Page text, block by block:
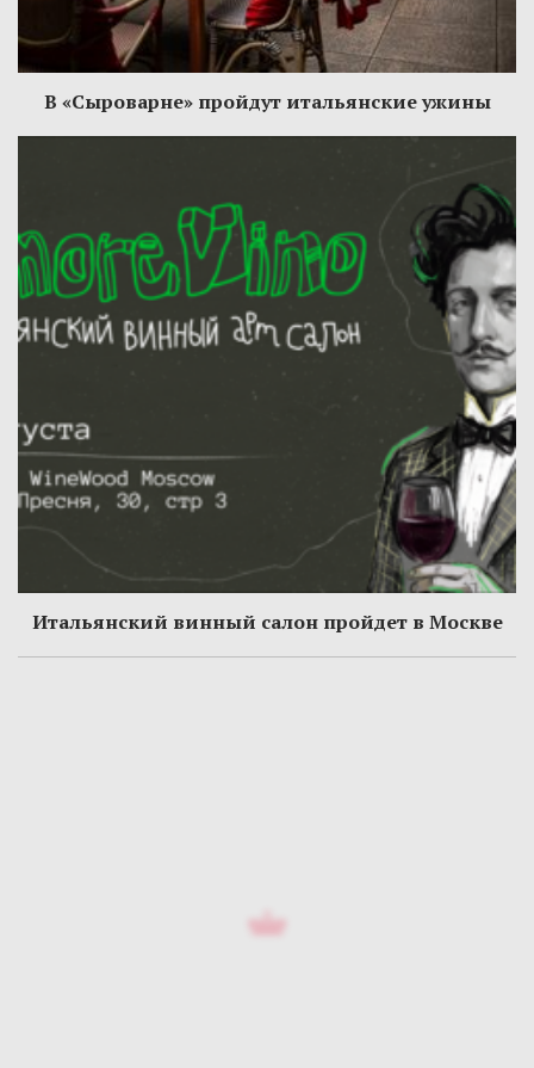
В «Сыроварне» пройдут итальянские ужины
Итальянский винный салон пройдет в Москве